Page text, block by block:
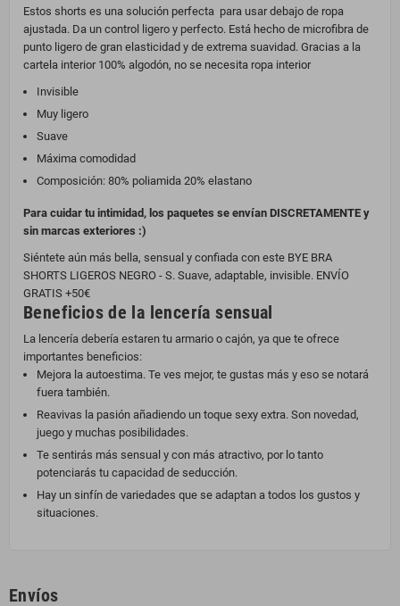
Estos shorts es una solución perfecta para usar debajo de ropa
ajustada. Da un control ligero y perfecto. Está hecho de microfibra de
punto ligero de gran elasticidad y de extrema suavidad. Gracias a la
cartela interior 100% algodón, no se necesita ropa interior
Invisible
Muy ligero
Suave
Máxima comodidad
Composición: 80% poliamida 20% elastano
Para cuidar tu intimidad, los paquetes se envían DISCRETAMENTE y
sin marcas exteriores :)
Siéntete aún más bella, sensual y confiada con este BYE BRA
SHORTS LIGEROS NEGRO - S. Suave, adaptable, invisible. ENVÍO
GRATIS +50€
Beneficios de la lencería sensual
La lencería debería estaren tu armario o cajón, ya que te ofrece
importantes beneficios:
Mejora la autoestima. Te ves mejor, te gustas más y eso se notará
fuera también.
Reavivas la pasión añadiendo un toque sexy extra. Son novedad,
juego y muchas posibilidades.
Te sentirás más sensual y con más atractivo, por lo tanto
potenciarás tu capacidad de seducción.
Hay un sinfín de variedades que se adaptan a todos los gustos y
situaciones.
Envíos